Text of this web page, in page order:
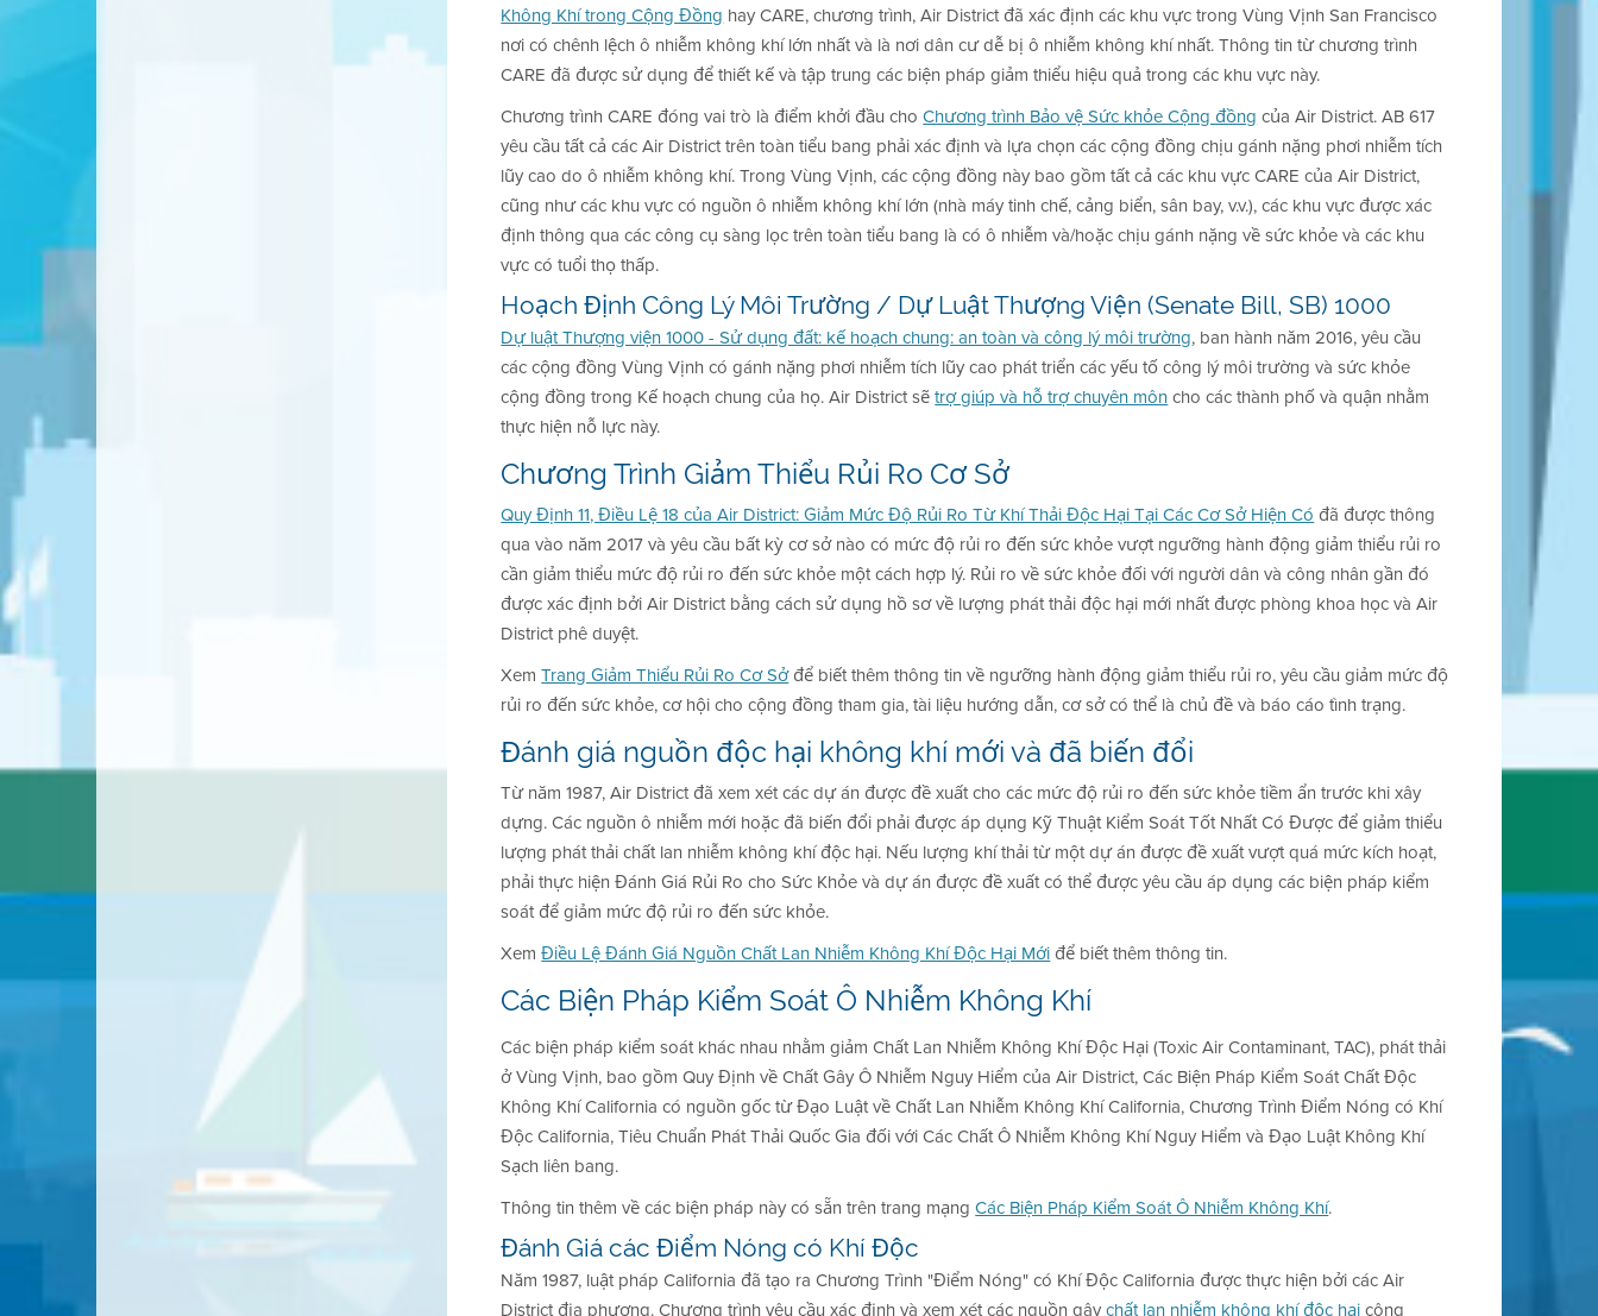
Không Khí trong Cộng Đồng hay CARE, chương trình, Air District đã xác định các khu vực trong Vùng Vịnh San Francisco
nơi có chênh lệch ô nhiễm không khí lớn nhất và là nơi dân cư dễ bị ô nhiễm không khí nhất. Thông tin từ chương trình
CARE đã được sử dụng để thiết kế và tập trung các biện pháp giảm thiểu hiệu quả trong các khu vực này.
Chương trình CARE đóng vai trò là điểm khởi đầu choChương trình Bảo vệ Sức khỏe Cộng đồng của Air District. AB 617
yêu cầu tất cả các Air District trên toàn tiểu bang phải xác định và lựa chọn các cộng đồng chịu gánh nặng phơi nhiễm tích
lũy cao do ô nhiễm không khí. Trong Vùng Vịnh, các cộng đồng này bao gồm tất cả các khu vực CARE của Air District,
cũng như các khu vực có nguồn ô nhiễm không khí lớn (nhà máy tinh chế, cảng biển, sân bay, v.v.), các khu vực được xác
định thông qua các công cụ sàng lọc trên toàn tiểu bang là có ô nhiễm và/hoặc chịu gánh nặng về sức khỏe và các khu
vực có tuổi thọ thấp.
Hoạch Định Công Lý Môi Trường / Dự Luật Thượng Viện (Senate Bill, SB) 1000
Dự luật Thượng viện 1000 - Sử dụng đất: kế hoạch chung: an toàn và công lý môi trường, ban hành năm 2016, yêu cầu
các cộng đồng Vùng Vịnh có gánh nặng phơi nhiễm tích lũy cao phát triển các yếu tố công lý môi trường và sức khỏe
cộng đồng trong Kế hoạch chung của họ. Air District sẽtrợ giúp và hỗ trợ chuyên môncho các thành phố và quận nhằm
thực hiện nỗ lực này.
Chương Trình Giảm Thiểu Rủi Ro Cơ Sở
Quy Định 11, Điều Lệ 18 của Air District: Giảm Mức Độ Rủi Ro Từ Khí Thải Độc Hại Tại Các Cơ Sở Hiện Có đã được thông
qua vào năm 2017 và yêu cầu bất kỳ cơ sở nào có mức độ rủi ro đến sức khỏe vượt ngưỡng hành động giảm thiểu rủi ro
cần giảm thiểu mức độ rủi ro đến sức khỏe một cách hợp lý. Rủi ro về sức khỏe đối với người dân và công nhân gần đó
được xác định bởi Air District bằng cách sử dụng hồ sơ về lượng phát thải độc hại mới nhất được phòng khoa học và Air
District phê duyệt.
XemTrang Giảm Thiểu Rủi Ro Cơ Sở để biết thêm thông tin về ngưỡng hành động giảm thiểu rủi ro, yêu cầu giảm mức độ
rủi ro đến sức khỏe, cơ hội cho cộng đồng tham gia, tài liệu hướng dẫn, cơ sở có thể là chủ đề và báo cáo tình trạng.
Đánh giá nguồn độc hại không khí mới và đã biến đổi
Từ năm 1987, Air District đã xem xét các dự án được đề xuất cho các mức độ rủi ro đến sức khỏe tiềm ẩn trước khi xây
dựng. Các nguồn ô nhiễm mới hoặc đã biến đổi phải được áp dụng Kỹ Thuật Kiểm Soát Tốt Nhất Có Được để giảm thiểu
lượng phát thải chất lan nhiễm không khí độc hại. Nếu lượng khí thải từ một dự án được đề xuất vượt quá mức kích hoạt,
phải thực hiện Đánh Giá Rủi Ro cho Sức Khỏe và dự án được đề xuất có thể được yêu cầu áp dụng các biện pháp kiểm
soát để giảm mức độ rủi ro đến sức khỏe.
XemĐiều Lệ Đánh Giá Nguồn Chất Lan Nhiễm Không Khí Độc Hại Mới để biết thêm thông tin.
Các Biện Pháp Kiểm Soát Ô Nhiễm Không Khí
Các biện pháp kiểm soát khác nhau nhằm giảm Chất Lan Nhiễm Không Khí Độc Hại (Toxic Air Contaminant, TAC), phát thải
ở Vùng Vịnh, bao gồm Quy Định về Chất Gây Ô Nhiễm Nguy Hiểm của Air District, Các Biện Pháp Kiểm Soát Chất Độc
Không Khí California có nguồn gốc từ Đạo Luật về Chất Lan Nhiễm Không Khí California, Chương Trình Điểm Nóng có Khí
Độc California, Tiêu Chuẩn Phát Thải Quốc Gia đối với Các Chất Ô Nhiễm Không Khí Nguy Hiểm và Đạo Luật Không Khí
Sạch liên bang.
Thông tin thêm về các biện pháp này có sẵn trên trang mạngCác Biện Pháp Kiểm Soát Ô Nhiễm Không Khí.
Đánh Giá các Điểm Nóng có Khí Độc
Năm 1987, luật pháp California đã tạo ra Chương Trình "Điểm Nóng" có Khí Độc California được thực hiện bởi các Air
District địa phương. Chương trình yêu cầu xác định và xem xét các nguồn gâychất lan nhiễm không khí độc hạicông